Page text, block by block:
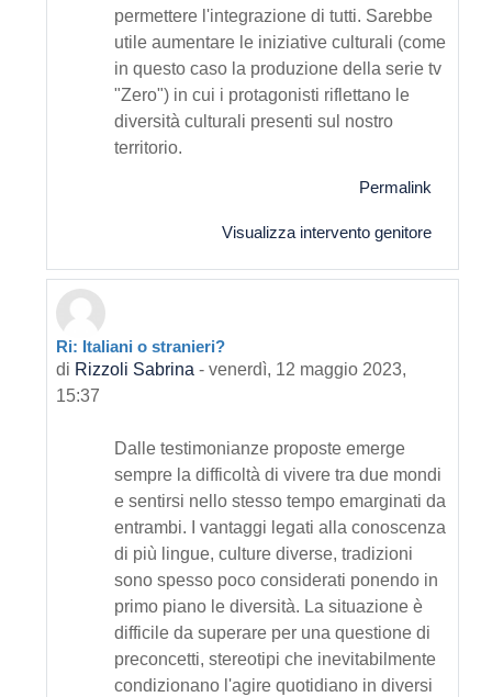
permettere l'integrazione di tutti. Sarebbe
utile aumentare le iniziative culturali (come
in questo caso la produzione della serie tv
"Zero") in cui i protagonisti riflettano le
diversità culturali presenti sul nostro
territorio.
Permalink
Visualizza intervento genitore
In riposta a Primo intervento
Ri: Italiani o stranieri?
di Rizzoli Sabrina - venerdì, 12 maggio 2023,
15:37
Dalle testimonianze proposte emerge
sempre la difficoltà di vivere tra due mondi
e sentirsi nello stesso tempo emarginati da
entrambi. I vantaggi legati alla conoscenza
di più lingue, culture diverse, tradizioni
sono spesso poco considerati ponendo in
primo piano le diversità. La situazione è
difficile da superare per una questione di
preconcetti, stereotipi che inevitabilmente
condizionano l'agire quotidiano in diversi